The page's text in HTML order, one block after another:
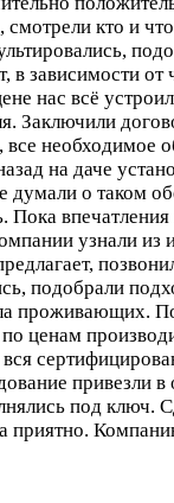
смотрели кто и
в зависимости от
нас всё
Заключили
все необходимое
на даче
думали о таком
Пока
узнали из
подобрали
проживающих.
ценам
привезли в
под ключ.
приятно.